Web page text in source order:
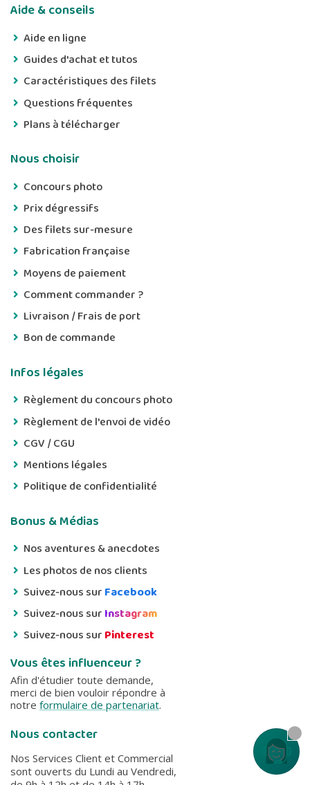
Aide & conseils
Aide en ligne
Guides d'achat et tutos
Caractéristiques des filets
Questions fréquentes
Plans à télécharger
Nous choisir
Concours photo
Prix dégressifs
Des filets sur-mesure
Fabrication française
Moyens de paiement
Comment commander ?
Livraison / Frais de port
Bon de commande
Infos légales
Règlement du concours photo
Règlement de l'envoi de vidéo
CGV / CGU
Mentions légales
Politique de confidentialité
Bonus & Médias
Nos aventures & anecdotes
Les photos de nos clients
Suivez-nous surFacebook
Suivez-nous surInstagram
Suivez-nous surPinterest
Vous êtes influenceur ?
Afin d'étudier toute demande,
merci de bien vouloir répondre à
notre formulaire de partenariat.
Nous contacter
Nos Services Client et Commercial
sont ouverts du Lundi au Vendredi,